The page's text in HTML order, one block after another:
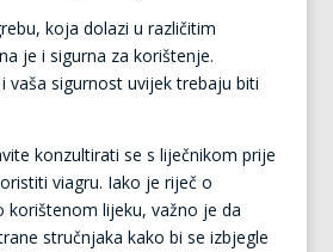
koja dolazi u različitim
je i sigurna za korištenje.
vaša sigurnost uvijek trebaju biti
konzultirati se s liječnikom prije
viagru. Iako je riječ o
korištenom lijeku, važno je da
stručnjaka kako bi se izbjegle